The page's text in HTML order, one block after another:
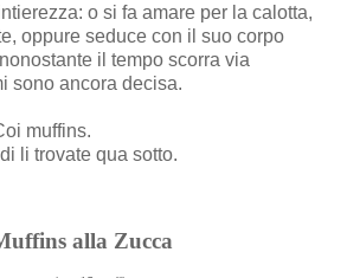
o si fa amare per la calotta,
oppure seduce con il suo corpo
il tempo scorra via
sono ancora decisa.
muffins.
li trovate qua sotto.
alla Zucca